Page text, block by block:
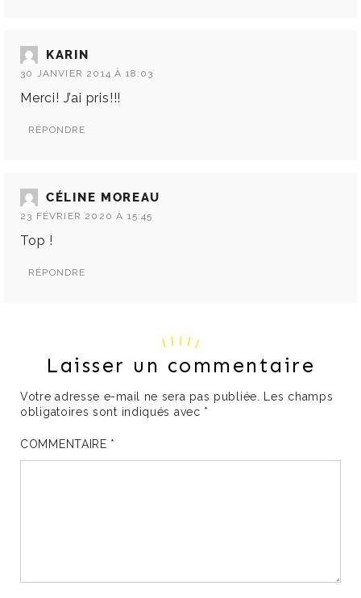
KARIN
30 JANVIER 2014 À 18:03
Merci! J’ai pris!!!
RÉPONDRE
CÉLINE MOREAU
23 FÉVRIER 2020 À 15:45
Top !
RÉPONDRE
Laisser un commentaire
Votre adresse e-mail ne sera pas publiée. Les champs
obligatoires sont indiqués avec *
COMMENTAIRE *